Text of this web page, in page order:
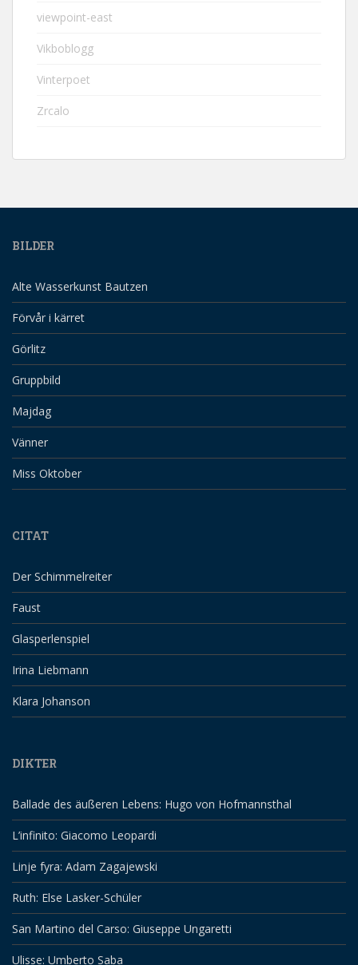
viewpoint-east
Vikboblogg
Vinterpoet
Zrcalo
BILDER
Alte Wasserkunst Bautzen
Förvår i kärret
Görlitz
Gruppbild
Majdag
Vänner
Miss Oktober
CITAT
Der Schimmelreiter
Faust
Glasperlenspiel
Irina Liebmann
Klara Johanson
DIKTER
Ballade des äußeren Lebens: Hugo von Hofmannsthal
L’infinito: Giacomo Leopardi
Linje fyra: Adam Zagajewski
Ruth: Else Lasker-Schüler
San Martino del Carso: Giuseppe Ungaretti
Ulisse: Umberto Saba